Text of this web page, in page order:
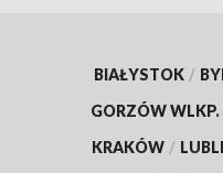
BIAŁYSTOK /
GORZÓW WLKP.
KRAKÓW /